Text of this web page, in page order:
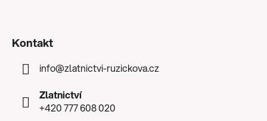
Kontakt
info@zlatnictvi-ruzickova.cz
Zlatnictví
+420 777 608 020